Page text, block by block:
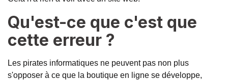
Qu'est-ce que c'est que
cette erreur ?
Les pirates informatiques ne peuvent pas non plus
s'opposer à ce que la boutique en ligne se développe,